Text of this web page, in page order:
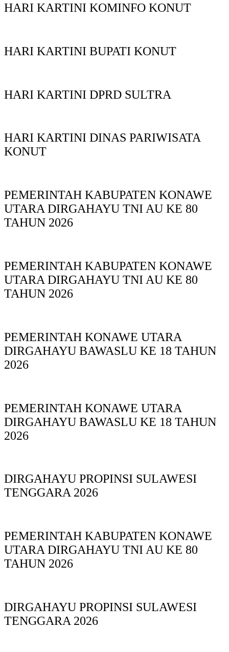
HARI KARTINI KOMINFO KONUT
HARI KARTINI BUPATI KONUT
HARI KARTINI DPRD SULTRA
HARI KARTINI DINAS PARIWISATA
KONUT
PEMERINTAH KABUPATEN KONAWE
UTARA DIRGAHAYU TNI AU KE 80
TAHUN 2026
PEMERINTAH KABUPATEN KONAWE
UTARA DIRGAHAYU TNI AU KE 80
TAHUN 2026
PEMERINTAH KONAWE UTARA
DIRGAHAYU BAWASLU KE 18 TAHUN
2026
PEMERINTAH KONAWE UTARA
DIRGAHAYU BAWASLU KE 18 TAHUN
2026
DIRGAHAYU PROPINSI SULAWESI
TENGGARA 2026
PEMERINTAH KABUPATEN KONAWE
UTARA DIRGAHAYU TNI AU KE 80
TAHUN 2026
DIRGAHAYU PROPINSI SULAWESI
TENGGARA 2026